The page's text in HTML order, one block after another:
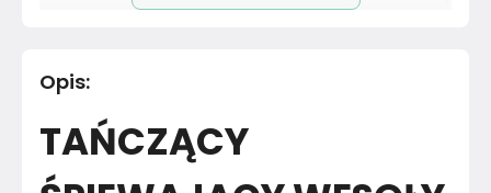
Materiał
Kolor
Opis:
TAŃCZĄCY